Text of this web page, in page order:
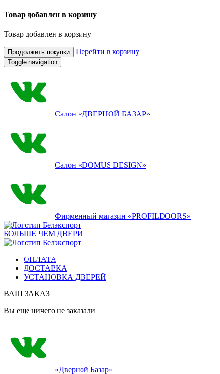
Товар добавлен в корзину
Товар добавлен в корзину
Продолжить покупки Перейти в корзину
Toggle navigation
Салон «ДВЕРНОЙ БАЗАР»
Салон «DOMUS DESIGN»
Фирменный магазин «PROFILDOORS»
БОЛЬШЕ ЧЕМ ДВЕРИ
ОПЛАТА
ДОСТАВКА
УСТАНОВКА ДВЕРЕЙ
ВАШ ЗАКАЗ
Вы еще ничего не заказали
«Дверной Базар»